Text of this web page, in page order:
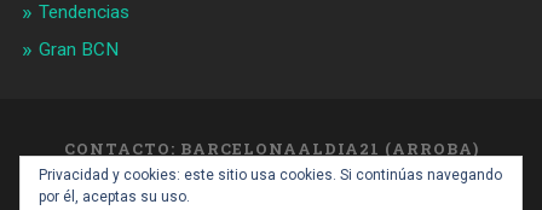
Tendencias
Gran BCN
CONTACTO: BARCELONAALDIA21 (ARROBA)
GMAIL.COM
Privacidad y cookies: este sitio usa cookies. Si continúas navegando
por él, aceptas su uso.